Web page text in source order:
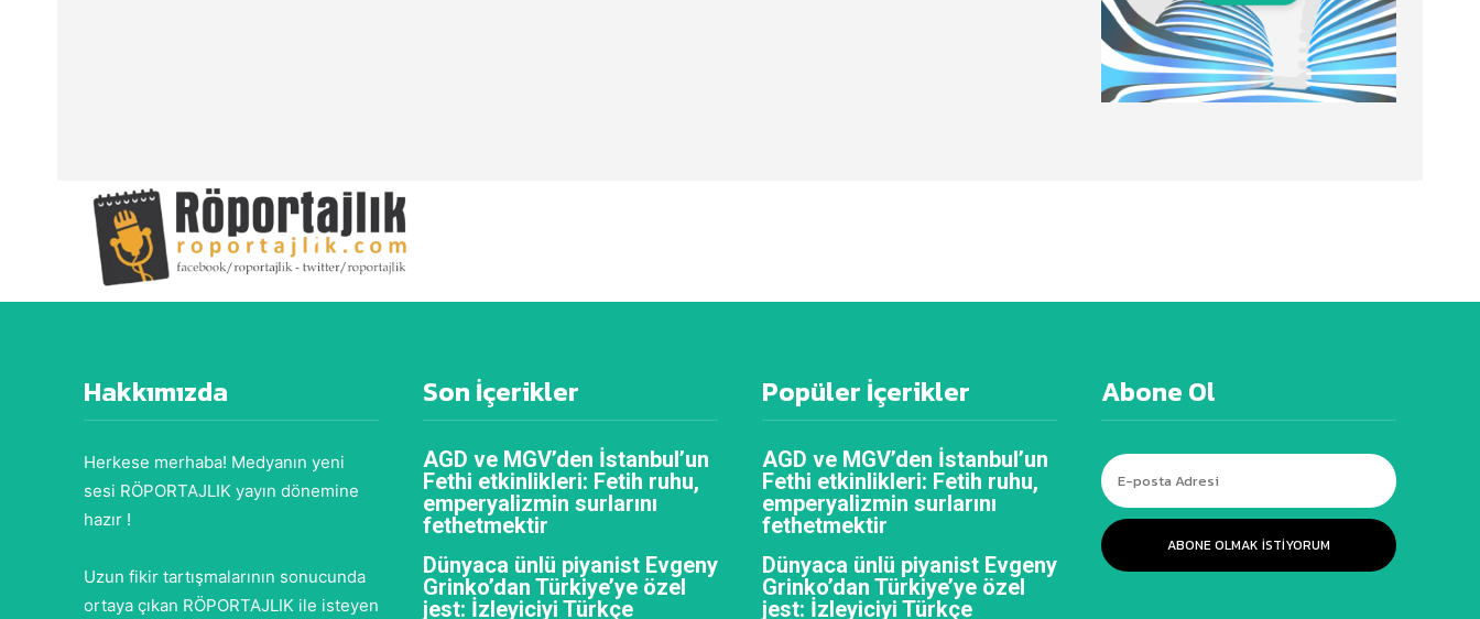
Hakkımızda
Herkese merhaba! Medyanın yeni
sesi RÖPORTAJLIK yayın dönemine
hazır !
Uzun fikir tartışmalarının sonucunda
ortaya çıkan RÖPORTAJLIK ile isteyen
Son İçerikler
AGD ve MGV’den İstanbul’un
Fethi etkinlikleri: Fetih ruhu,
emperyalizmin surlarını
fethetmektir
Dünyaca ünlü piyanist Evgeny
Grinko’dan Türkiye’ye özel
jest: İzleyiciyi Türkçe
Popüler İçerikler
AGD ve MGV’den İstanbul’un
Fethi etkinlikleri: Fetih ruhu,
emperyalizmin surlarını
fethetmektir
Dünyaca ünlü piyanist Evgeny
Grinko’dan Türkiye’ye özel
jest: İzleyiciyi Türkçe
Abone Ol
ABONE OLMAK ISTIYORUM